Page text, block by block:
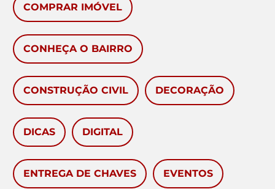
COMPRAR IMÓVEL
CONHEÇA O BAIRRO
CONSTRUÇÃO CIVIL DECORAÇÃO
DICAS DIGITAL
ENTREGA DE CHAVES EVENTOS